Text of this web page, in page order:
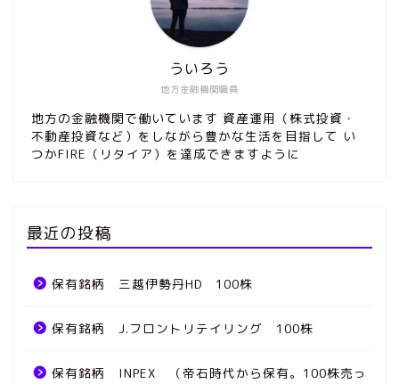
地方金融機関職員
ういろう
地方の金融機関で働いています 資産運用（株式投資・
不動産投資など）をしながら豊かな生活を目指して い
つかFIRE（リタイア）を達成できますように
最近の投稿
保有銘柄 三越伊勢丹HD 100株
保有銘柄 J.フロントリテイリング 100株
保有銘柄 INPEX （帝石時代から保有。100株売っ